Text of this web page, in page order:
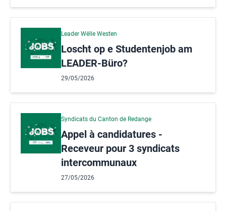
Leader Wëlle Westen
Loscht op e Studentenjob am
LEADER-Büro?
29/05/2026
Syndicats du Canton de Redange
Appel à candidatures -
Receveur pour 3 syndicats
intercommunaux
27/05/2026